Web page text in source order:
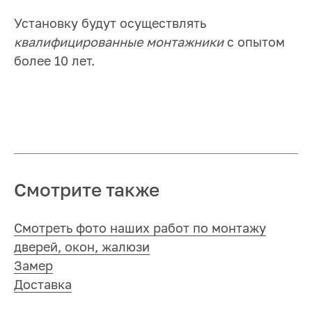
Установку будут осуществлять
квалифицированные монтажникис опытом
более 10 лет.
Смотрите также
Смотреть фото наших работ по монтажу
дверей, окон, жалюзи
Замер
Доставка